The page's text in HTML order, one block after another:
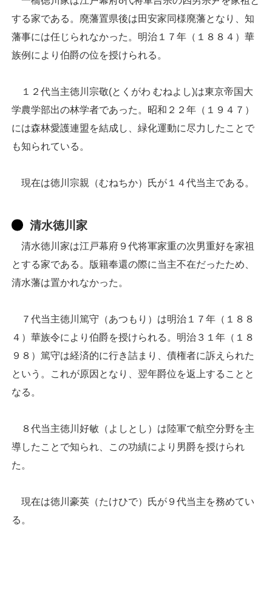
する家である。廃藩置県後は田安家同様廃藩となり、知
藩事には任じられなかった。明治１７年（１８８４）華
族例により伯爵の位を授けられる。
１２代当主徳川宗敬(とくがわ むねよし)は東京帝国大
学農学部出の林学者であった。昭和２２年（１９４７）
には森林愛護連盟を結成し、緑化運動に尽力したことで
も知られている。
現在は徳川宗親（むねちか）氏が１４代当主である。
清水徳川家
清水徳川家は江戸幕府９代将軍家重の次男重好を家祖
とする家である。版籍奉還の際に当主不在だったため、
清水藩は置かれなかった。
７代当主徳川篤守（あつもり）は明治１７年（１８８
４）華族令により伯爵を授けられる。明治３１年（１８
９８）篤守は経済的に行き詰まり、債権者に訴えられた
という。これが原因となり、翌年爵位を返上することと
なる。
８代当主徳川好敏（よしとし）は陸軍で航空分野を主
導したことで知られ、この功績により男爵を授けられ
た。
現在は徳川豪英（たけひで）氏が９代当主を務めてい
る。